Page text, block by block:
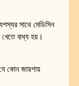
সাথে মেডিসিন
বাধ্য হয়।
কোন জায়গায়